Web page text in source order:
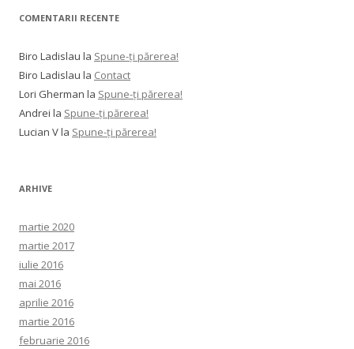
COMENTARII RECENTE
Biro Ladislau la Spune-ţi părerea!
Biro Ladislau la Contact
Lori Gherman la Spune-ţi părerea!
Andrei la Spune-ţi părerea!
Lucian Vla Spune-ţi părerea!
ARHIVE
martie 2020
martie 2017
iulie 2016
mai 2016
aprilie 2016
martie 2016
februarie 2016